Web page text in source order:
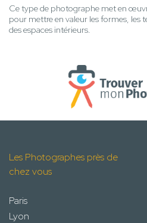
Ce type de photographe met en
pour mettre en valeur les formes, les
des espaces intérieurs.
Les Photographes près de
chez vous
Paris
Lyon